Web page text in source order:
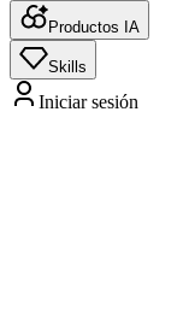
Productos IA
Skills
Iniciar sesión